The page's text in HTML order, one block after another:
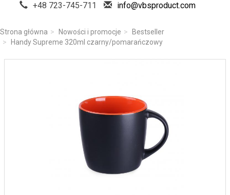
+48 723-745-711 info@vbsproduct.com
Strona główna Nowości i promocje
Bestseller
Handy Supreme 320ml czarny/pomarańczowy